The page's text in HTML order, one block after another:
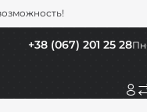
+38 (067) 201 25 28